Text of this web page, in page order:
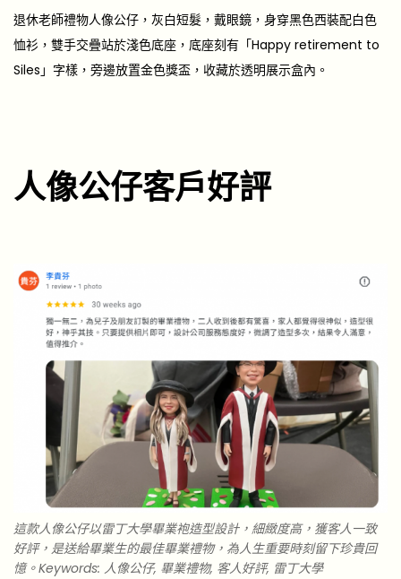
退休老師禮物人像公仔，灰白短髮，戴眼鏡，身穿黑色西裝配白色
恤衫，雙手交疊站於淺色底座，底座刻有「Happy retirement to
Siles」字樣，旁邊放置金色獎盃，收藏於透明展示盒內。
人像公仔客戶好評
這款人像公仔以雷丁大學畢業袍造型設計，細緻度高，獲客人一致
好評，是送給畢業生的最佳畢業禮物，為人生重要時刻留下珍貴回
憶。Keywords: 人像公仔, 畢業禮物, 客人好評, 雷丁大學